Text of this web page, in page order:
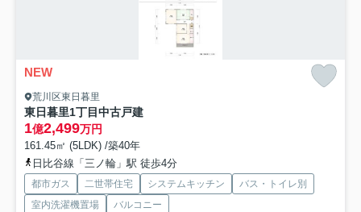
NEW
荒川区東日暮里
東日暮里1丁目中古戸建
1億2,499万円
161.45㎡ (5LDK) /築40年
日比谷線「三ノ輪」駅 徒歩4分
都市ガス 二世帯住宅 システムキッチン
バス・トイレ別
室内洗濯機置場
バルコニー